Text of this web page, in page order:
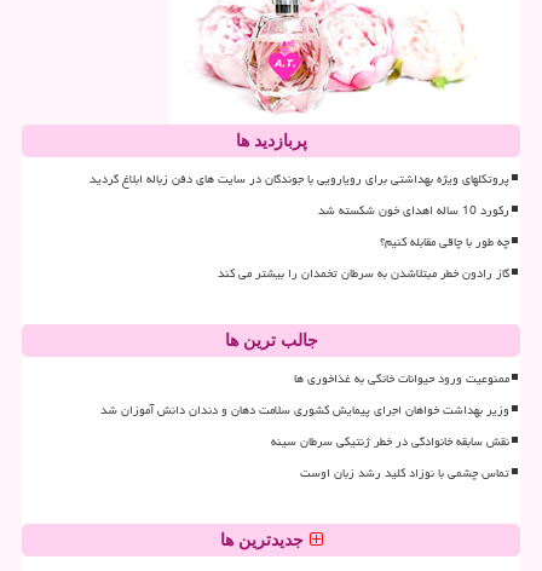
پربازدید ها
پروتکلهای ویژه بهداشتی برای رویارویی با جوندگان در سایت های دفن زباله ابلاغ گردید
رکورد 10 ساله اهدای خون شکسته شد
چه طور با چاقی مقابله کنیم؟
گاز رادون خطر مبتلاشدن به سرطان تخمدان را بیشتر می کند
جالب ترین ها
ممنوعیت ورود حیوانات خانگی به غذاخوری ها
وزیر بهداشت خواهان اجرای پیمایش کشوری سلامت دهان و دندان دانش آموزان شد
نقش سابقه خانوادگی در خطر ژنتیکی سرطان سینه
تماس چشمی با نوزاد کلید رشد زبان اوست
جدیدترین ها